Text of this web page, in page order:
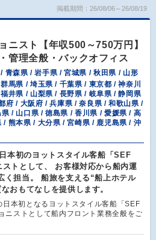
掲載期間：26/08/06～26/08/19
ニスト【年収500～750万円】
管理全般・バックオフィス
青森県 / 岩手県 / 宮城県 / 秋田県 / 山形
馬県 / 埼玉県 / 千葉県 / 東京都 / 神奈川
井県 / 山梨県 / 長野県 / 岐阜県 / 静岡県
府 / 大阪府 / 兵庫県 / 奈良県 / 和歌山県 /
/ 山口県 / 徳島県 / 香川県 / 愛媛県 / 高
/ 熊本県 / 大分県 / 宮崎県 / 鹿児島県 / 沖
本初のヨットスタイル客船「SEF
トとして、 お客様対応から船内運
く担当。 船旅を支える“船上ホテル
おもてなしを提供します。
本初となるヨットスタイル客船「SEF
ニストとして船内フロント業務全般をご